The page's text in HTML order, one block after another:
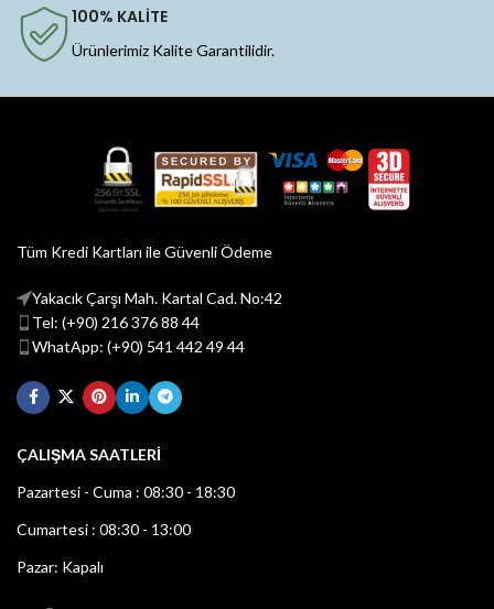
100% KALİTE
Ürünlerimiz Kalite Garantilidir.
Tüm Kredi Kartları ile Güvenli Ödeme
Yakacık Çarşı Mah. Kartal Cad. No:42
Tel: (+90) 216 376 88 44
WhatApp: (+90) 541 442 49 44
ÇALIŞMA SAATLERİ
Pazartesi - Cuma : 08:30 - 18:30
Cumartesi : 08:30 - 13:00
Pazar: Kapalı